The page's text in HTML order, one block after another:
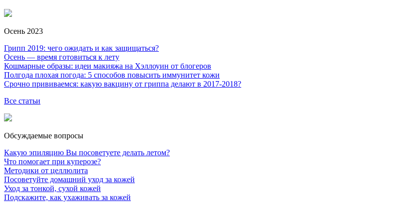
Осень 2023
Грипп 2019: чего ожидать и как защищаться?
Осень — время готовиться к лету
Кошмарные образы: идеи макияжа на Хэллоуин от блогеров
Полгода плохая погода: 5 способов повысить иммунитет кожи
Срочно прививаемся: какую вакцину от гриппа делают в 2017-2018?
Все статьи
Обсуждаемые вопросы
Какую эпиляцию Вы посоветуете делать летом?
Что помогает при куперозе?
Методики от целлюлита
Посоветуйте домашний уход за кожей
Уход за тонкой, сухой кожей
Подскажите, как ухаживать за кожей